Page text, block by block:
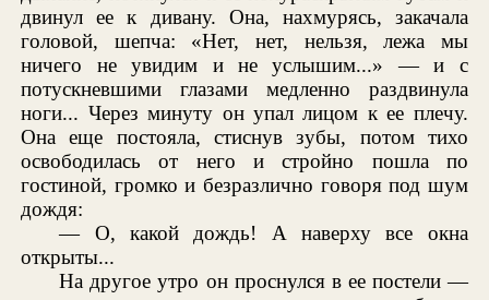
двинул ее к дивану. Она, нахмурясь, закачала
головой, шепча: «Нет, нет, нельзя, лежа мы
ничего не увидим и не услышим...» — и с
потускневшими глазами медленно раздвинула
ноги... Через минуту он упал лицом к ее плечу.
Она еще постояла, стиснув зубы, потом тихо
освободилась от него и стройно пошла по
гостиной, громко и безразлично говоря под шум
дождя:
— О, какой дождь! А наверху все окна
открыты...
На другое утро он проснулся в ее постели —